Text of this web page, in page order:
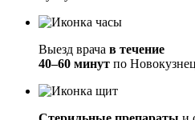
Выезд врача в течение
40–60 минут по